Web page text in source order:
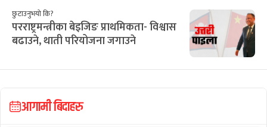
छुटाउनुभयो कि?
परराष्ट्रमन्त्रीका बेइजिङ प्राथमिकता- विश्वास
बढाउने, थाती परियोजना जगाउने
आगामी बिदाहरु